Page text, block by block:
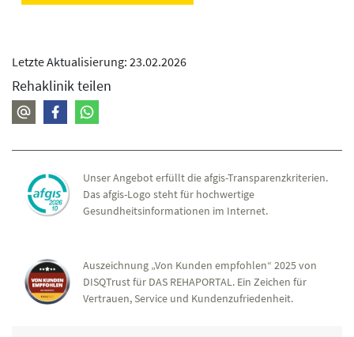
Letzte Aktualisierung: 23.02.2026
Rehaklinik teilen
Unser Angebot erfüllt die afgis-Transparenzkriterien.
Das afgis-Logo steht für hochwertige
Gesundheitsinformationen im Internet.
Auszeichnung „Von Kunden empfohlen“ 2025 von
DISQTrust für DAS REHAPORTAL. Ein Zeichen für
Vertrauen, Service und Kundenzufriedenheit.